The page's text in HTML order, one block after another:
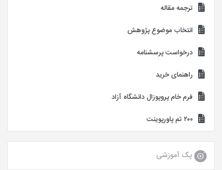
ترجمه مقاله
انتخاب موضوع پژوهش
درخواست پرسشنامه
راهنمای خرید
فرم خام پروپوزال دانشگاه آزاد
۲۰۰ تم پاورپوینت
پک آموزشی